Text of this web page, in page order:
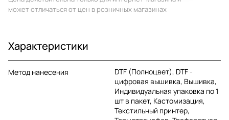
может отличаться от цен в розничных магазинах
Характеристики
Метод нанесения
DTF (Полноцвет), DTF -
цифровая вышивка, Вышивка,
Индивидуальная упаковка по 1
шт в пакет, Кастомизация,
Текстильный принтер,